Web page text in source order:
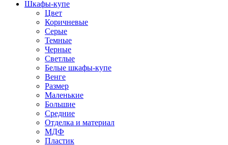
Шкафы-купе
Цвет
Коричневые
Серые
Темные
Черные
Светлые
Белые шкафы-купе
Венге
Размер
Маленькие
Большие
Средние
Отделка и материал
МДФ
Пластик